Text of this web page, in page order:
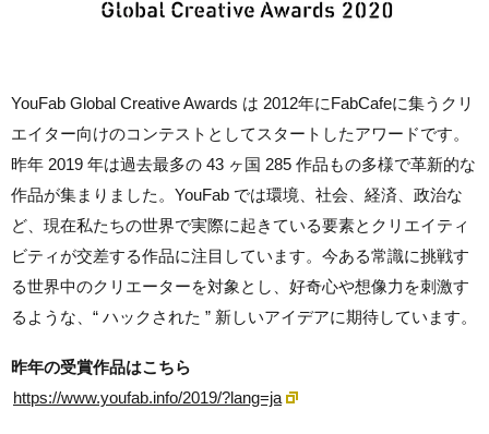
YouFab Global Creative Awards は 2012年にFabCafeに集うクリ
エイター向けのコンテストとしてスタートしたアワードです。
昨年 2019 年は過去最多の 43 ヶ国 285 作品もの多様で革新的な
作品が集まりました。YouFab では環境、社会、経済、政治な
ど、現在私たちの世界で実際に起きている要素とクリエイティ
ビティが交差する作品に注目しています。今ある常識に挑戦す
る世界中のクリエーターを対象とし、好奇心や想像力を刺激す
るような、“ ハックされた ” 新しいアイデアに期待しています。
昨年の受賞作品はこちら
https://www.youfab.info/2019/?lang=ja